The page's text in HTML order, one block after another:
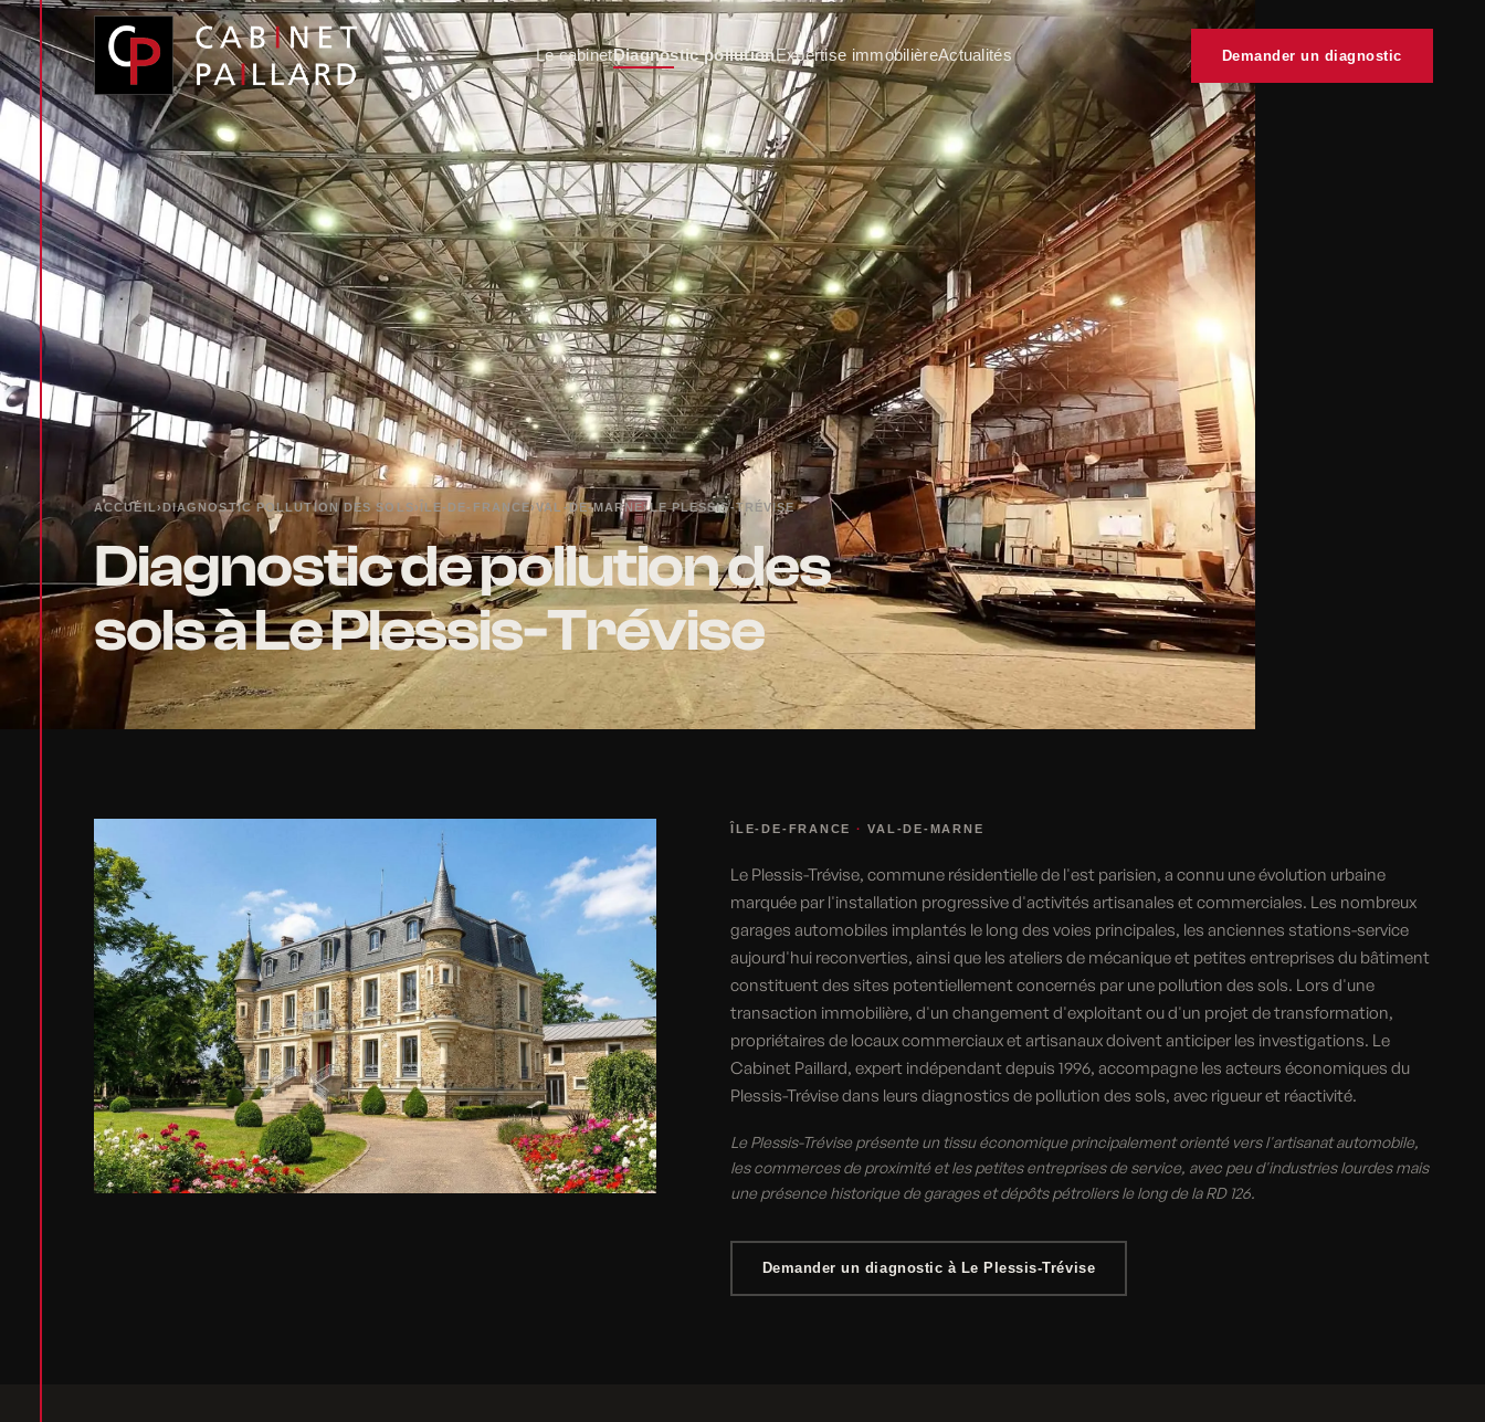
Le cabinetDiagnostic pollutionExpertise immobilièreActualités Demander un diagnostic
ACCUEIL›DIAGNOSTIC POLLUTION DES SOLS› ÎLE-DE-FRANCE›VAL-DE-MARNE›LE PLESSIS-TRÉVISE
Diagnostic de pollution des
sols à Le Plessis-Trévise
ÎLE-DE-FRANCE ·VAL-DE-MARNE
Le Plessis-Trévise, commune résidentielle de l'est parisien, a connu une évolution urbaine
marquée par l'installation progressive d'activités artisanales et commerciales. Les nombreux
garages automobiles implantés le long des voies principales, les anciennes stations-service
aujourd'hui reconverties, ainsi que les ateliers de mécanique et petites entreprises du bâtiment
constituent des sites potentiellement concernés par une pollution des sols. Lors d'une
transaction immobilière, d'un changement d'exploitant ou d'un projet de transformation,
propriétaires de locaux commerciaux et artisanaux doivent anticiper les investigations. Le
Cabinet Paillard, expert indépendant depuis 1996, accompagne les acteurs économiques du
Plessis-Trévise dans leurs diagnostics de pollution des sols, avec rigueur et réactivité.
Le Plessis-Trévise présente un tissu économique principalement orienté vers l'artisanat automobile,
les commerces de proximité et les petites entreprises de service, avec peu d'industries lourdes mais
une présence historique de garages et dépôts pétroliers le long de la RD 126.
Demander un diagnostic à Le Plessis-Trévise
Panneau de gestion des cookies